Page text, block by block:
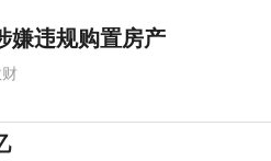
嫌违规购置房产